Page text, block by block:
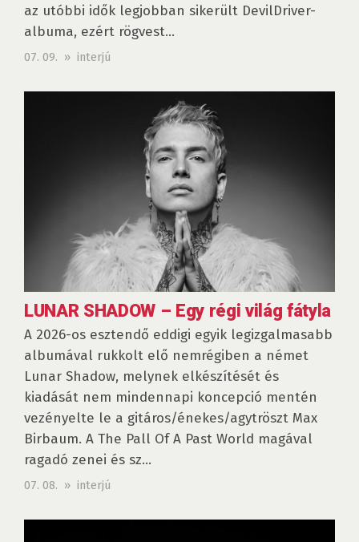
az utóbbi idők legjobban sikerült DevilDriver-
albuma, ezért rögvest...
07. 09. » interjú
LUNAR SHADOW – Egy régi világ fátyla
A 2026-os esztendő eddigi egyik legizgalmasabb
albumával rukkolt elő nemrégiben a német
Lunar Shadow, melynek elkészítését és
kiadását nem mindennapi koncepció mentén
vezényelte le a gitáros/énekes/agytröszt Max
Birbaum. A The Pall Of A Past World magával
ragadó zenei és sz...
07. 08. » interjú